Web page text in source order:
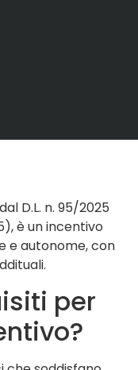
D.L. n. 95/2025
è un incentivo
e autonome, con
per